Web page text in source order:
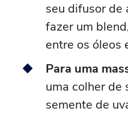
seu difusor de
fazer um
entre os óleos
Para uma
uma colher de
semente de